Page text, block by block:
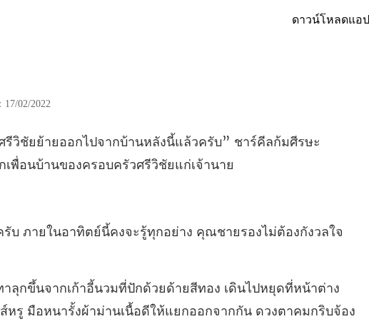
ดาวน์โหลดแอป
17/02/2022
ลังนี้แล้วครับ” ชาร์คีลก้มศีรษะ
ภายในอาทิตย์นี้คงจะรู้ทุกอย่า
สีทอง เดินไปหยุดที่หน้าต่าง
หรู มือหนาร